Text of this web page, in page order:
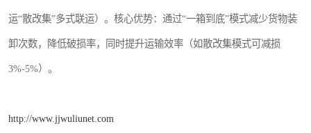
运“散改集”多式联运）。核心优势：通过“一箱到底”模式减少货物装
卸次数，降低破损率，同时提升运输效率（如散改集模式可减损
3%-5%）。
http://www.jjwuliunet.com